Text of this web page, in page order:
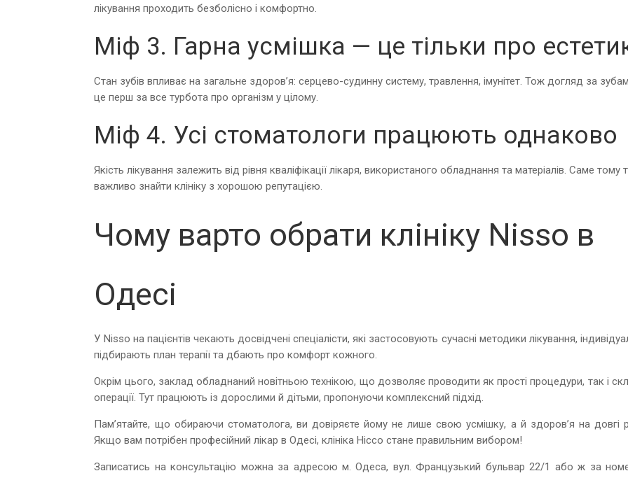
лікування проходить безболісно і комфортно.
Міф 3. Гарна усмішка — це тільки про
Стан зубів впливає на загальне здоров’я: серцево-судинну систему, травлення, імунітет. Тож догляд за
це перш за все турбота про організм у цілому.
Міф 4. Усі стоматологи працюють однаково
Якість лікування залежить від рівня кваліфікації лікаря, використаного обладнання та матеріалів. Саме тому
важливо знайти клініку з хорошою репутацією.
Чому варто обрати клініку Nisso в
Одесі
У Nisso на пацієнтів чекають досвідчені спеціалісти, які застосовують сучасні методики лікування,
підбирають план терапії та дбають про комфорт кожного.
Окрім цього, заклад обладнаний новітньою технікою, що дозволяє проводити як прості процедури, так і
операції. Тут працюють із дорослими й дітьми, пропонуючи комплексний підхід.
Пам’ятайте, що обираючи стоматолога, ви довіряєте йому не лише свою усмішку, а й здоров’я на довгі
Якщо вам потрібен професійний лікар в Одесі, клініка Ніссо стане правильним вибором!
Записатись на консультацію можна за адресою м. Одеса, вул. Французький бульвар 22/1 або ж за